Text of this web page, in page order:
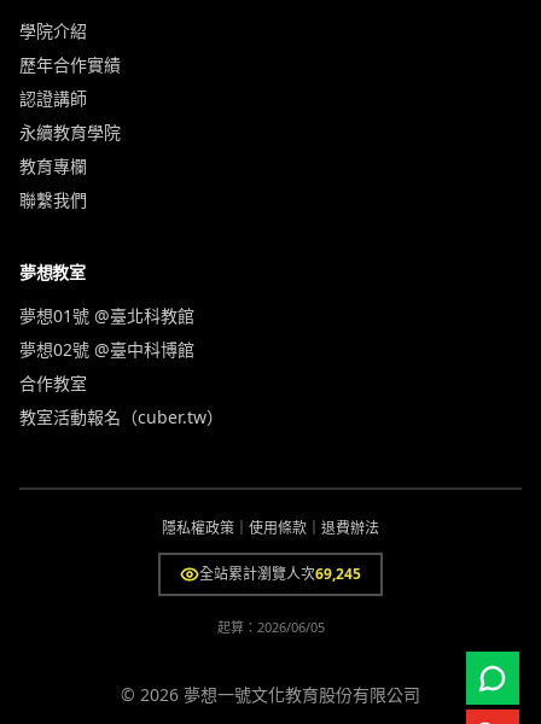
學院介紹
歷年合作實績
認證講師
永續教育學院
教育專欄
聯繫我們
夢想教室
夢想01號 @臺北科教館
夢想02號 @臺中科博館
合作教室
教室活動報名（cuber.tw）
隱私權政策 使用條款 退費辦法
全站累計瀏覽人次69,245
起算： 2026/06/05
© 2026 夢想一號文化教育股份有限公司